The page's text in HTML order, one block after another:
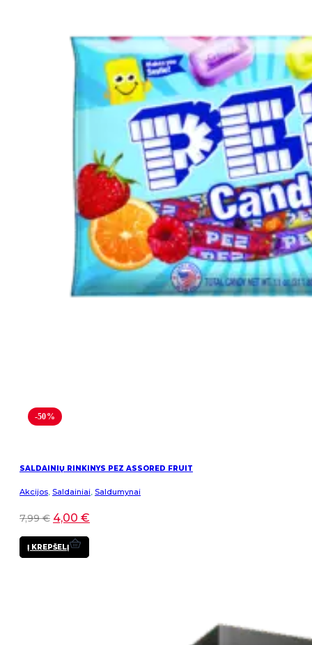
-50%
SALDAINIŲ RINKINYS PEZ ASSORED FRUIT
Akcijos, Saldainiai, Saldumynai
7,99€ 4,00 €
Į KREPŠELĮ